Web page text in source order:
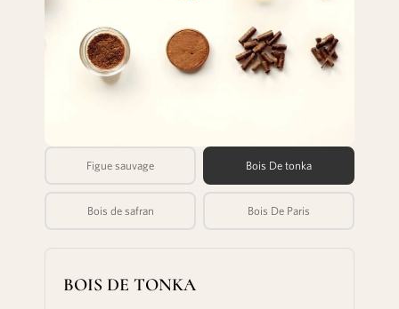
Figue sauvage Bois De tonka
Bois de safran Bois De Paris
BOIS DE TONKA